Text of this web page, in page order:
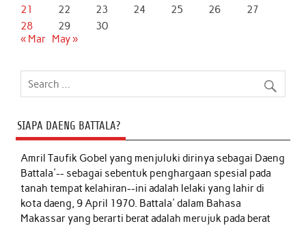
21
22 23 24 25 26
27
28
29
30
« Mar
May »
SIAPA DAENG BATTALA?
Amril Taufik Gobelyang menjuluki dirinya sebagai Daeng
Battala'-- sebagai sebentuk penghargaan spesial pada
tanah tempat kelahiran--ini adalah lelaki yang lahir di
kota daeng, 9 April 1970. Battala' dalam Bahasa
Makassar yang berarti berat adalah merujuk pada berat